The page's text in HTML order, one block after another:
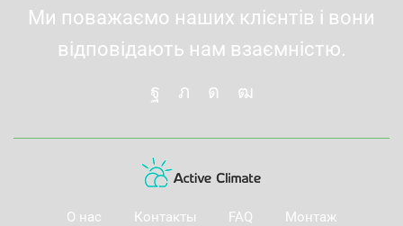
Ми поважаємо наших клієнтів і вони
відповідають нам взаємністю.
О нас Контакты FAQ Монтаж